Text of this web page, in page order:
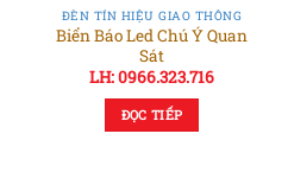
ĐÈN TÍN HIỆU GIAO THÔNG
Biển Báo Led Chú Ý Quan
Sát
LH: 0966.323.716
ĐỌC TIẾP